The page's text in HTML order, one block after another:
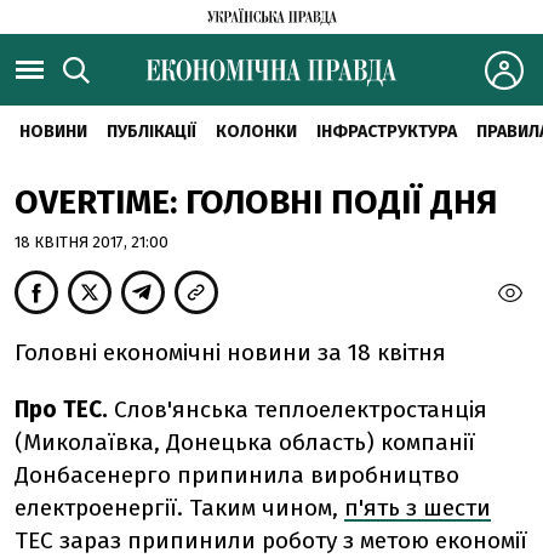
НОВИНИ ПУБЛІКАЦІЇ КОЛОНКИ ІНФРАСТРУКТУРА
OVERTIME: ГОЛОВНІ ПОДІЇ ДНЯ
18 КВІТНЯ 2017, 21:00
Головні економічні новини за 18 квітня
Про ТЕС. Слов'янська теплоелектростанція
(Миколаївка, Донецька область) компанії
Донбасенерго припинила виробництво
електроенергії. Таким чином, п'ять з шести
ТЕС зараз припинили роботу з метою економії